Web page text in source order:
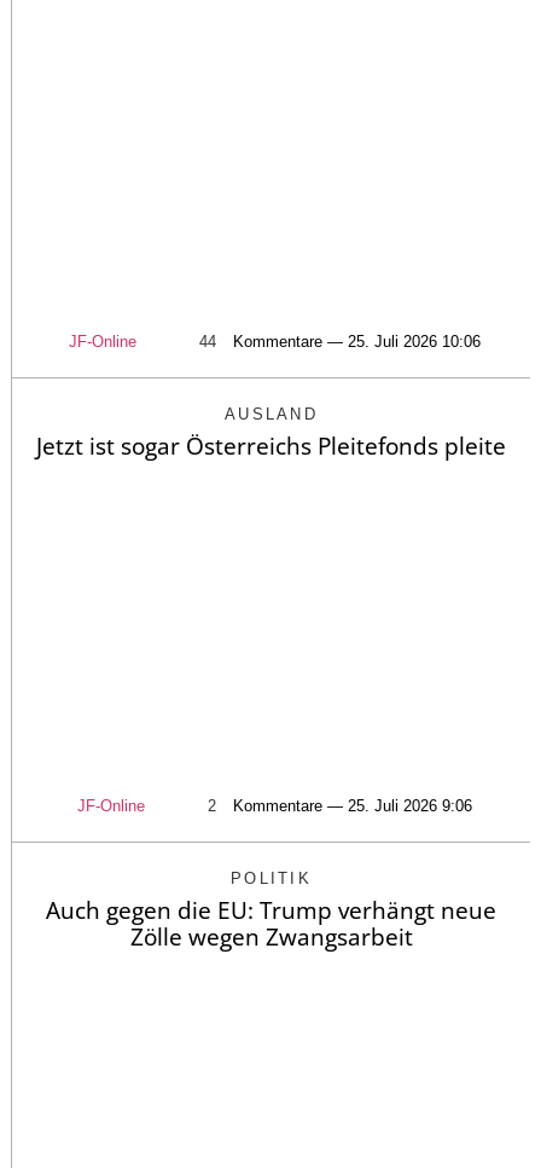
JF-Online 44 Kommentare — 25. Juli 2026 10:06
AUSLAND
Jetzt ist sogar Österreichs Pleitefonds pleite
JF-Online 2 Kommentare — 25. Juli 2026 9:06
POLITIK
Auch gegen die EU: Trump verhängt neue
Zölle wegen Zwangsarbeit